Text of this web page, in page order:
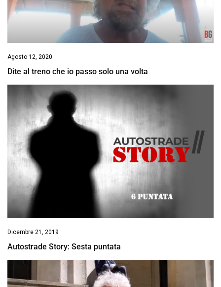
Agosto 12, 2020
Dite al treno che io passo solo una volta
Dicembre 21, 2019
Autostrade Story: Sesta puntata